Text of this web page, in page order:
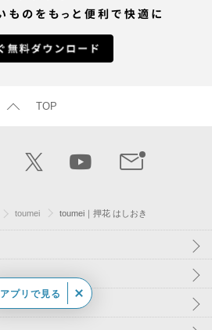
TOP
toumei toumei｜押花 はしおき
アプリで見る